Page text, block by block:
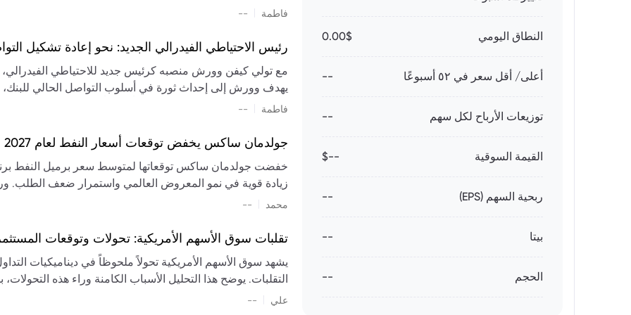
النطاق اليومي 0.00$
أعلى/ أقل سعر في ٥٢ أسبوعًا --
توزيعات الأرباح لكل سهم --
القيمة السوقية --$
ربحية السهم (EPS) --
بيتا --
الحجم --
تشكيل تقييم الصناعة، مع توقعات بارتفاع مستمر في الأسعار
فاطمة --
رئيس الاحتياطي الفيدرالي الجديد: نحو إعادة تشكيل
مع تولي كيفن وورش منصبه كرئيس جديد للاحتياطي الفيدرالي،
يهدف وورش إلى إحداث ثورة في أسلوب التواصل الحالي للبنك،
السياسة ويمنح البنك المركزي دوراً مبالغاً فيه. يسعى إلى
فاطمة --
جولدمان ساكس يخفض توقعات أسعار النفط لعام 2027 وسط تغيرات في العرض والطلب
زيادة قوية في نمو المعروض العالمي واستمرار ضعف الطلب.
العالمية في الربع الثاني
سابقًا. من المتوقع عودة صادرات دول الخليج إلى طبيعتها
عدم اليقين الجيوسياسي يمكن أن يؤدي إلى تقلبات سعرية
استمرار الاضطرابات، وسيناريوهات لانخفاض الأسعار في
إضافي.
محمد --
تقلبات سوق الأسهم الأمريكية: تحولات وتوقعات
يشهد سوق الأسهم الأمريكية تحولاً ملحوظاً في ديناميكيات
التقلبات. يوضح هذا التحليل الأسباب الكامنة وراء هذه
علي --